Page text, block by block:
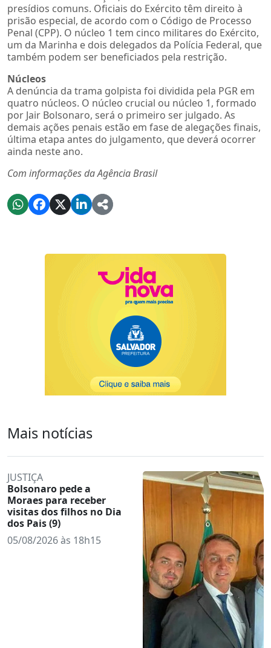
presídios comuns. Oficiais do Exército têm direito à
prisão especial, de acordo com o Código de Processo
Penal (CPP). O núcleo 1 tem cinco militares do Exército,
um da Marinha e dois delegados da Polícia Federal, que
também podem ser beneficiados pela restrição.
Núcleos
A denúncia da trama golpista foi dividida pela PGR em
quatro núcleos. O núcleo crucial ou núcleo 1, formado
por Jair Bolsonaro, será o primeiro ser julgado. As
demais ações penais estão em fase de alegações finais,
última etapa antes do julgamento, que deverá ocorrer
ainda neste ano.
Com informações da Agência Brasil
Mais notícias
JUSTIÇA
Bolsonaro pede a
Moraes para receber
visitas dos filhos no Dia
dos Pais (9)
05/08/2026 às 18h15